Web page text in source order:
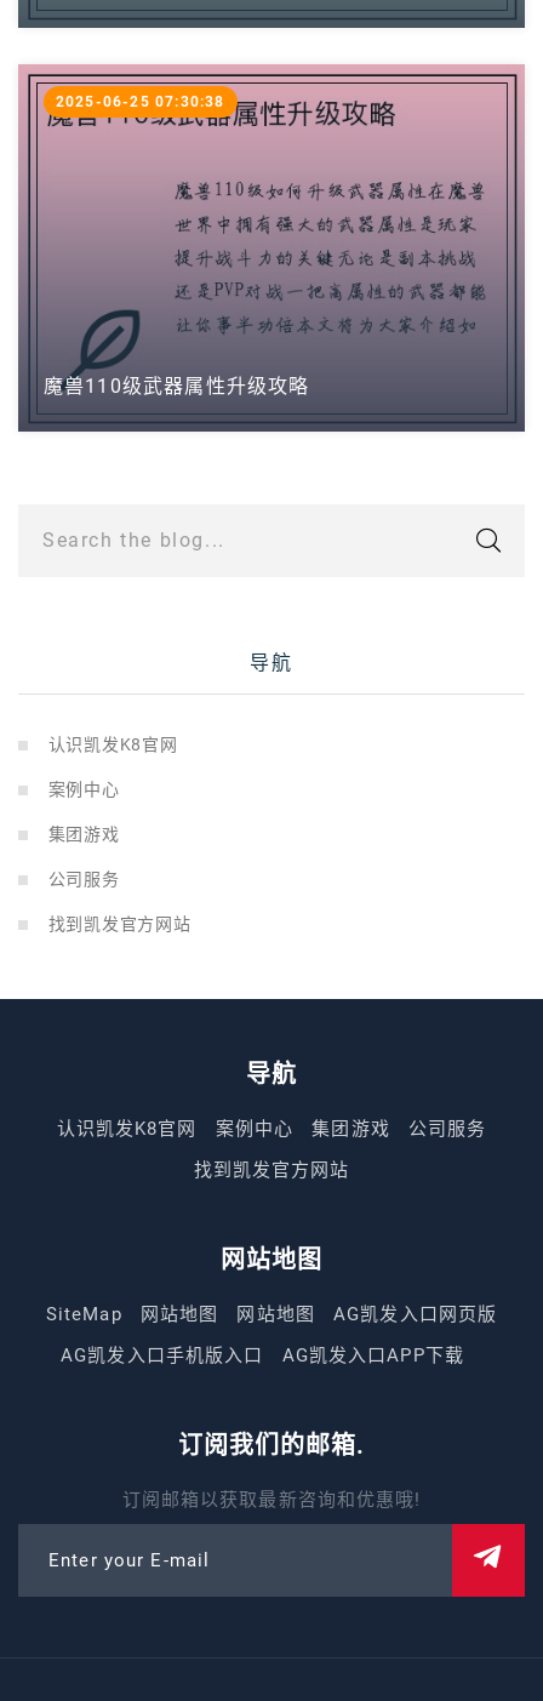
魔兽110级武器属性升级攻略
2025-06-25 07:30:38
Search the blog...
导航
认识凯发K8官网
案例中心
集团游戏
公司服务
找到凯发官方网站
导航
认识凯发K8官网 案例中心 集团游戏
公司服务
找到凯发官方网站
网站地图
SiteMap 网站地图 网站地图
AG凯发入口网页版
AG凯发入口手机版入口
AG凯发入口APP下载
订阅我们的邮箱.
订阅邮箱以获取最新咨询和优惠哦!
Enter your E-mail